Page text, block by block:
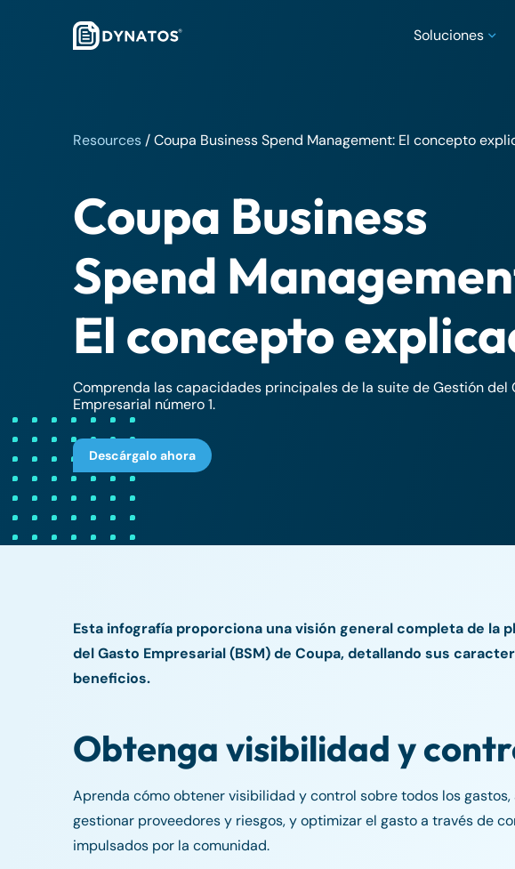
Soluciones
Resources /Coupa Business Spend Management: El concepto
Coupa Business
Spend
El concepto
Comprenda las capacidades principales de la suite de Gestión del
Empresarial número 1.
Descárgalo ahora
Esta infografía proporciona una visión general completa de la
del Gasto Empresarial (BSM) de Coupa, detallando sus
beneficios.
Obtenga visibilidad y
Aprenda cómo obtener visibilidad y control sobre todos los
gestionar proveedores y riesgos, y optimizar el gasto a través de
impulsados por la comunidad.